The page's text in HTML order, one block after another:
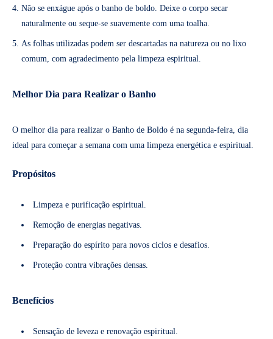
Não se enxágue após o banho de boldo. Deixe o corpo secar
naturalmente ou seque-se suavemente com uma toalha.
As folhas utilizadas podem ser descartadas na natureza ou no lixo
comum, com agradecimento pela limpeza espiritual.
Melhor Dia para Realizar o Banho
O melhor dia para realizar o Banho de Boldo é na segunda-feira, dia
ideal para começar a semana com uma limpeza energética e espiritual.
Propósitos
Limpeza e purificação espiritual.
Remoção de energias negativas.
Preparação do espírito para novos ciclos e desafios.
Proteção contra vibrações densas.
Benefícios
Sensação de leveza e renovação espiritual.